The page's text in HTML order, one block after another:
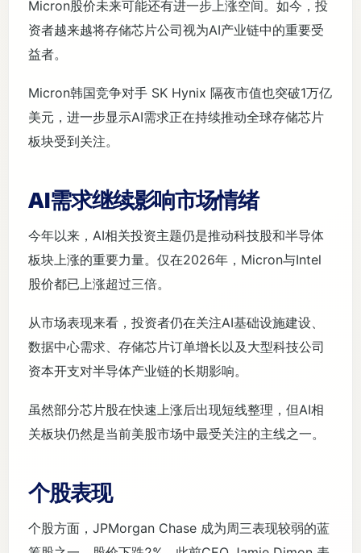
Micron股价未来可能还有进一步上涨空间。如今，投
资者越来越将存储芯片公司视为AI产业链中的重要受
益者。
Micron韩国竞争对手 SK Hynix 隔夜市值也突破1万亿
美元，进一步显示AI需求正在持续推动全球存储芯片
板块受到关注。
AI需求继续影响市场情绪
今年以来，AI相关投资主题仍是推动科技股和半导体
板块上涨的重要力量。仅在2026年，Micron与Intel
股价都已上涨超过三倍。
从市场表现来看，投资者仍在关注AI基础设施建设、
数据中心需求、存储芯片订单增长以及大型科技公司
资本开支对半导体产业链的长期影响。
虽然部分芯片股在快速上涨后出现短线整理，但AI相
关板块仍然是当前美股市场中最受关注的主线之一。
个股表现
个股方面，JPMorgan Chase 成为周三表现较弱的蓝